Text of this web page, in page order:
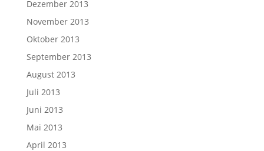
Dezember 2013
November 2013
Oktober 2013
September 2013
August 2013
Juli 2013
Juni 2013
Mai 2013
April 2013